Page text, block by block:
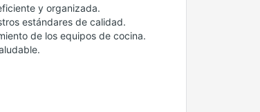
y organizada.
estándares de calidad.
de los equipos de cocina.